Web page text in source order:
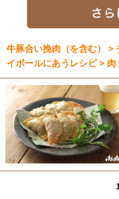
牛豚合い挽肉（を含む） >
イボールにあうレシピ >